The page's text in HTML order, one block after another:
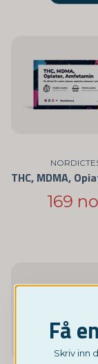
169
Få
Skriv inn